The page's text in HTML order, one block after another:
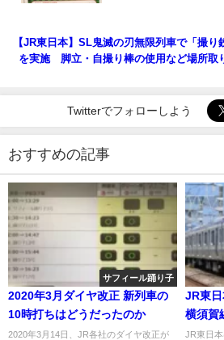
【JR東日本】SL鬼滅の刃無限列車で「撮り
を実施 脚立・自撮り棒の使用など場所取
Twitterでフォローしよう
おすすめの記事
サフィール踊り子
2020年3月ダイヤ改正 新列車の
10時打ちはどうだったのか
2020年3月14日、JR各社のダイヤ改正が
JR東日
横須賀
始へ
JR東日